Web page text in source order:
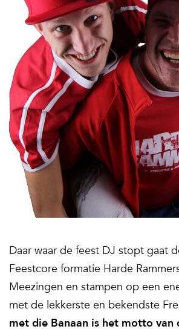
Daar waar de feest DJ stopt gaat
Feestcore formatie Harde
Meezingen en stampen op een
met de lekkerste en bekendste
met die Banaan is het motto van